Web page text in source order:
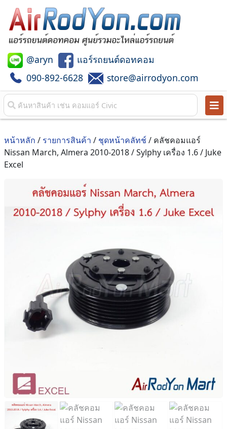
@aryn
แอร์รถยนต์ดอทคอม
090-892-6628
store@airrodyon.com
หน้าหลัก / รายการสินค้า / ชุดหน้าคลัทช์ / คลัชคอมแอร์
Nissan March, Almera 2010-2018 / Sylphy เครื่อง 1.6 / Juke
Excel